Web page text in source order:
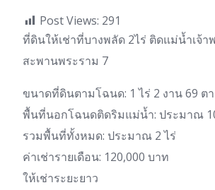
Post Views: 291
ที่ดินให้เช่าที่บางพลัด 2ไร่ ติดแม่น้ำเจ้า
สะพานพระราม 7
ขนาดที่ดินตามโฉนด: 1 ไร่ 2 งาน 69 ตา
พื้นที่นอกโฉนดติดริมแม่น้ำ: ประมาณ
รวมพื้นที่ทั้งหมด: ประมาณ 2 ไร่
ค่าเช่ารายเดือน: 120,000 บาท
ให้เช่าระยะยาว